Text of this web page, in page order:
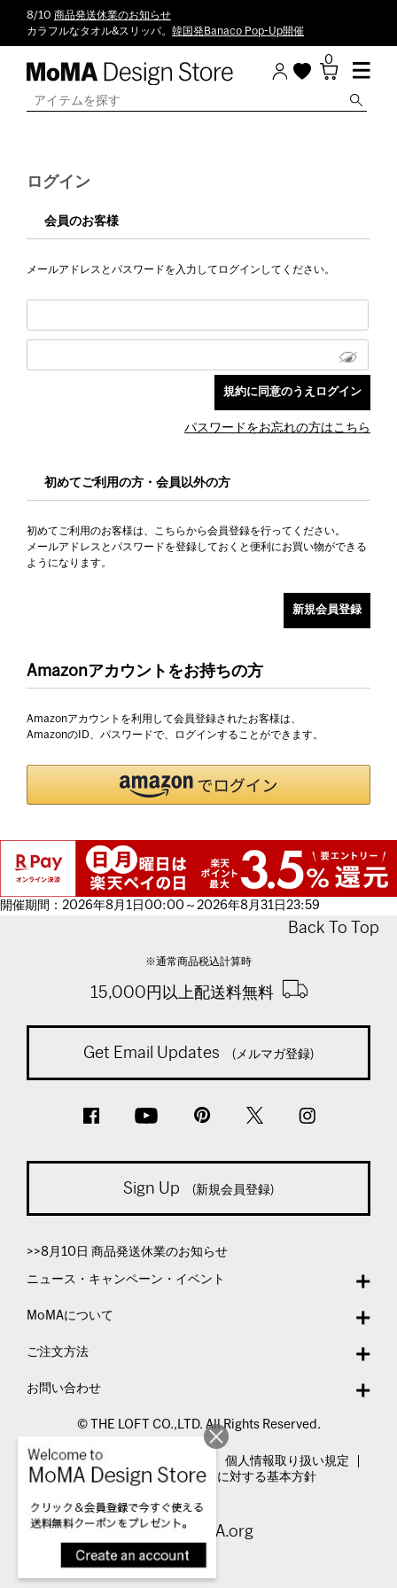
8/10 商品発送休業のお知らせ
カラフルなタオル&スリッパ。 韓国発Banaco Pop-Up開催
0
ログイン
会員のお客様
メールアドレスとパスワードを入力してログインしてください。
パスワードをお忘れの方はこちら
初めてご利用の方・会員以外の方
初めてご利用のお客様は、こちらから会員登録を行ってください。
メールアドレスとパスワードを登録しておくと便利にお買い物ができる
ようになります。
Amazonアカウントをお持ちの方
Amazonアカウントを利用して会員登録されたお客様は、
AmazonのID、パスワードで、ログインすることができます。
開催期間：2026年8月1日00:00～2026年8月31日23:59
Back To Top
※通常商品税込計算時
15,000円以上配送料無料
Get Email Updates (メルマガ登録)
Sign Up (新規会員登録)
>>8月10日 商品発送休業のお知らせ
ニュース・キャンペーン・イベント
MoMAについて
ご注文方法
お問い合わせ
© THE LOFT CO.,LTD. All Rights Reserved.
特定商取引法表示
個人情報取り扱い規定
カスタマーハラスメントに対する基本方針
Visit MoMA.org